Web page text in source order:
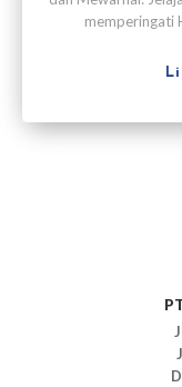
memperingati